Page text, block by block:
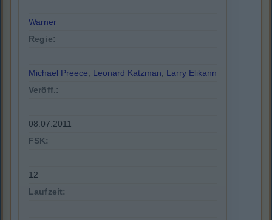
Warner
Regie:
Michael Preece, Leonard Katzman, Larry Elikann
Veröff.:
08.07.2011
FSK:
12
Laufzeit: